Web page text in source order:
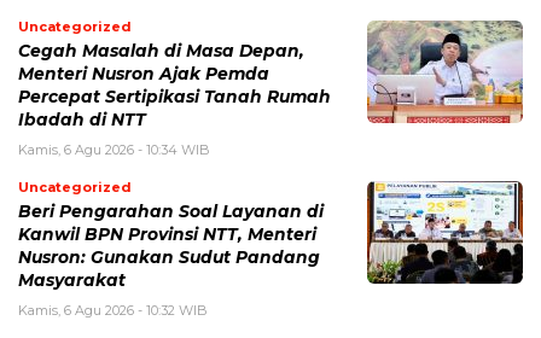
Uncategorized
Cegah Masalah di Masa Depan,
Menteri Nusron Ajak Pemda
Percepat Sertipikasi Tanah Rumah
Ibadah di NTT
Kamis, 6 Agu 2026 - 10:34 WIB
Uncategorized
Beri Pengarahan Soal Layanan di
Kanwil BPN Provinsi NTT, Menteri
Nusron: Gunakan Sudut Pandang
Masyarakat
Kamis, 6 Agu 2026 - 10:32 WIB